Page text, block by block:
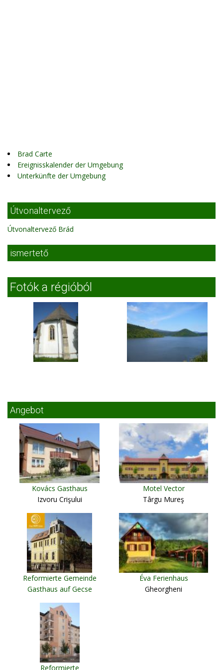
Brad Carte
Ereignisskalender der Umgebung
Unterkünfte der Umgebung
Útvonaltervező
Útvonaltervező Brád
ismertető
Fotók a régióból
Angebot
Kovács Gasthaus
Izvoru Crişului
Motel Vector
Târgu Mureş
Reformierte Gemeinde
Gasthaus auf Gecse
Târgu Mureş
Éva Ferienhaus
Gheorgheni
Reformierte